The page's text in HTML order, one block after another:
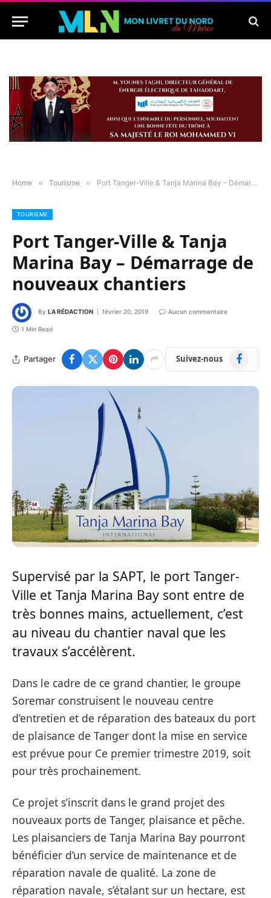
Home » Tourisme » Port Tanger-Ville & Tanja Marina Bay – Démarrage de nouveaux chantiers
TOURISME
Port Tanger-Ville & Tanja
Marina Bay – Démarrage de
nouveaux chantiers
By LA RÉDACTION février 20, 2019 Aucun commentaire
1 Min Read
Partager Suivez-nous Facebook
Supervisé par la SAPT, le port Tanger-
Ville et Tanja Marina Bay sont entre de
très bonnes mains, actuellement, c’est
au niveau du chantier naval que les
travaux s’accélèrent.
Dans le cadre de ce grand chantier, le groupe
Soremar construisent le nouveau centre
d’entretien et de réparation des bateaux du port
de plaisance de Tanger dont la mise en service
est prévue pour Ce premier trimestre 2019, soit
pour très prochainement.
Ce projet s’inscrit dans le grand projet des
nouveaux ports de Tanger, plaisance et pêche.
Les plaisanciers de Tanja Marina Bay pourront
bénéficier d’un service de maintenance et de
réparation navale de qualité. La zone de
réparation navale, s’étalant sur un hectare, est